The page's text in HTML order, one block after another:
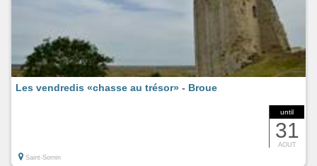
until
31
AOUT
Les vendredis «chasse au trésor» - Broue
Saint-Sornin